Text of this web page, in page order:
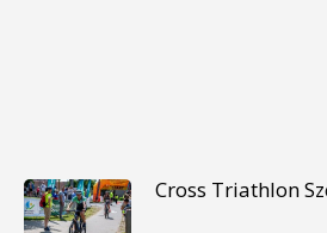
Cross Triathlon